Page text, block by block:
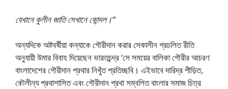
যেখানে কুলীন জাতি সেখানে কোন্দল।”
অন্যদিকে অষ্টবর্ষীয়া কন্যাকে গৌরীদান করার সেকালীন প্রচলিত রীতি
অনুযায়ী উমার বিবাহ দিয়েছেন ভারতচন্দ্র ‘সে সময়ের বালিকা গৌরীর আচরণ
বাংলাদেশের গৌরীদান প্রথার নিখুঁত প্রতিচ্ছবি। এইভাবে দারিদ্র পীড়িত,
কৌলীন্য প্রথাশাসিত এবং গৌরীদান প্রথা সম্বলিত বাংলার সমাজ চিত্র